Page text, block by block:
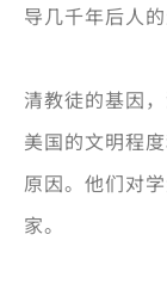
导几千年后人的
清教徒的基因
美国的文明程
原因。他们对
家。